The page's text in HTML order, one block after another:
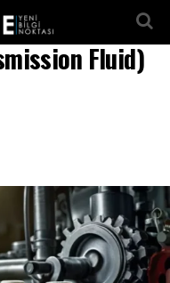
Fluid)